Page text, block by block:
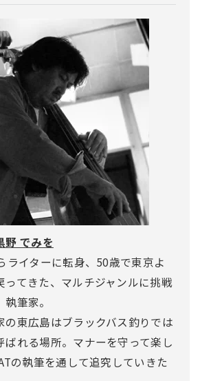
野 でみを
ライターに転身、50歳で東京よ
ってきた、マルチジャンルに挑戦
筆家。
の東広島はブラックバス釣りでは
ばれる場所。マナーを守って楽し
の執筆を通して追究していきた